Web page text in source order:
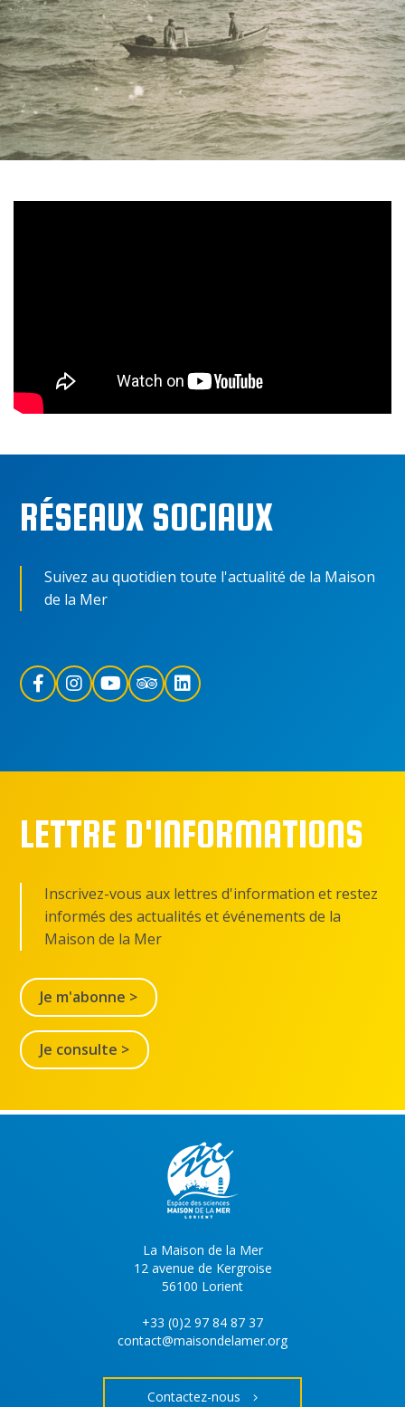
RÉSEAUX SOCIAUX
Suivez au quotidien toute l'actualité de la Maison
de la Mer
LETTRE D'INFORMATIONS
Inscrivez-vous aux lettres d'information et restez
informés des actualités et événements de la
Maison de la Mer
Je m'abonne >
Je consulte >
La Maison de la Mer
12 avenue de Kergroise
56100 Lorient
+33 (0)2 97 84 87 37
contact@maisondelamer.org
Contactez-nous